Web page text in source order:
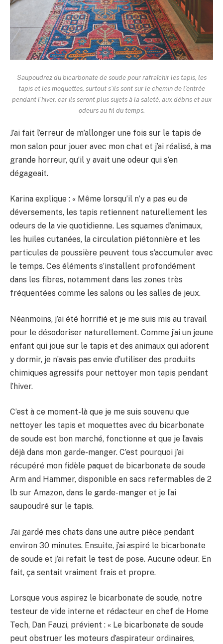
Saupoudrez du bicarbonate de soude pour rafraîchir les tapis, les
tapis et les moquettes, surtout s’ils sont sur le chemin de l’entrée
pendant l’hiver, car ils seront plus sujets à la saleté, aux débris et aux
odeurs au fil du temps.
J’ai fait l’erreur de m’allonger une fois sur le tapis de
mon salon pour jouer avec mon chat et j’ai réalisé, à ma
grande horreur, qu’il y avait une odeur qui s’en
dégageait.
Karina explique : « Même lorsqu’il n’y a pas eu de
déversements, les tapis retiennent naturellement les
odeurs de la vie quotidienne. Les squames d’animaux,
les huiles cutanées, la circulation piétonnière et les
particules de poussière peuvent tous s’accumuler avec
le temps. Ces éléments s’installent profondément
dans les fibres, notamment dans les zones très
fréquentées comme les salons ou les salles de jeux.
Néanmoins, j’ai été horrifié et je me suis mis au travail
pour le désodoriser naturellement. Comme j’ai un jeune
enfant qui joue sur le tapis et des animaux qui adorent
y dormir, je n’avais pas envie d’utiliser des produits
chimiques agressifs pour nettoyer mon tapis pendant
l’hiver.
C’est à ce moment-là que je me suis souvenu que
nettoyer les tapis et moquettes avec du bicarbonate
de soude est bon marché, fonctionne et que je l’avais
déjà dans mon garde-manger. C’est pourquoi j’ai
récupéré mon fidèle paquet de bicarbonate de soude
Arm and Hammer, disponible en sacs refermables de 2
lb sur Amazon, dans le garde-manger et je l’ai
saupoudré sur le tapis.
J’ai gardé mes chats dans une autre pièce pendant
environ 30 minutes. Ensuite, j’ai aspiré le bicarbonate
de soude et j’ai refait le test de pose. Aucune odeur. En
fait, ça sentait vraiment frais et propre.
Lorsque vous aspirez le bicarbonate de soude, notre
testeur de vide interne et rédacteur en chef de Home
Tech, Dan Fauzi, prévient : « Le bicarbonate de soude
peut obstruer les moteurs d’aspirateur ordinaires,